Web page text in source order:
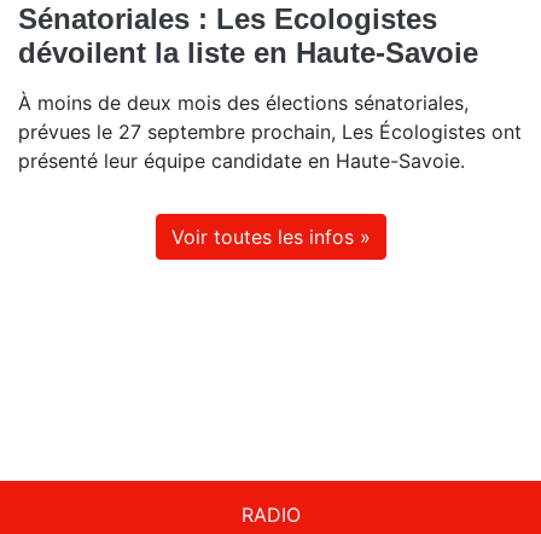
Sénatoriales : Les Ecologistes
dévoilent la liste en Haute-Savoie
À moins de deux mois des élections sénatoriales,
prévues le 27 septembre prochain, Les Écologistes ont
présenté leur équipe candidate en Haute-Savoie.
Voir toutes les infos »
RADIO